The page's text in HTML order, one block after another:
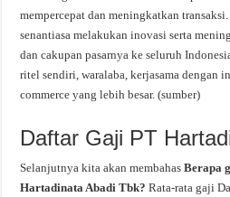
mempercepat dan meningkatkan
senantiasa melakukan inovasi serta
dan cakupan pasarnya ke seluruh
ritel sendiri, waralaba, kerjasama dengan
commerce yang lebih besar. (sumber)
Daftar Gaji PT
Selanjutnya kita akan membahasBerapa
Hartadinata Abadi Tbk?Rata-rata gaji